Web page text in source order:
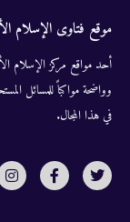
موقع فتاوى الإسلام
أحد مواقع مركز الإسلام
وواضحة مواكباً للمسائل
في هذا المجال.